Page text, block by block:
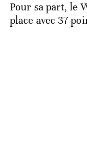
Pour sa part, le
place avec 37